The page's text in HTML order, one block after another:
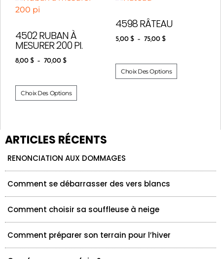
4502 RUBAN À
MESURER 200 PI.
8,00 $ – 70,00 $
Choix Des Options
4598 RÂTEAU
5,00 $ – 75,00 $
Choix Des Options
ARTICLES RÉCENTS
RENONCIATION AUX DOMMAGES
Comment se débarrasser des vers blancs
Comment choisir sa souffleuse à neige
Comment préparer son terrain pour l’hiver